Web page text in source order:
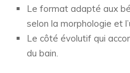
Le format adapté aux
selon la morphologie et
Le côté évolutif qui
du bain.